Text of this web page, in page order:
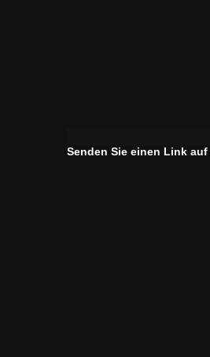
Senden Sie einen Link